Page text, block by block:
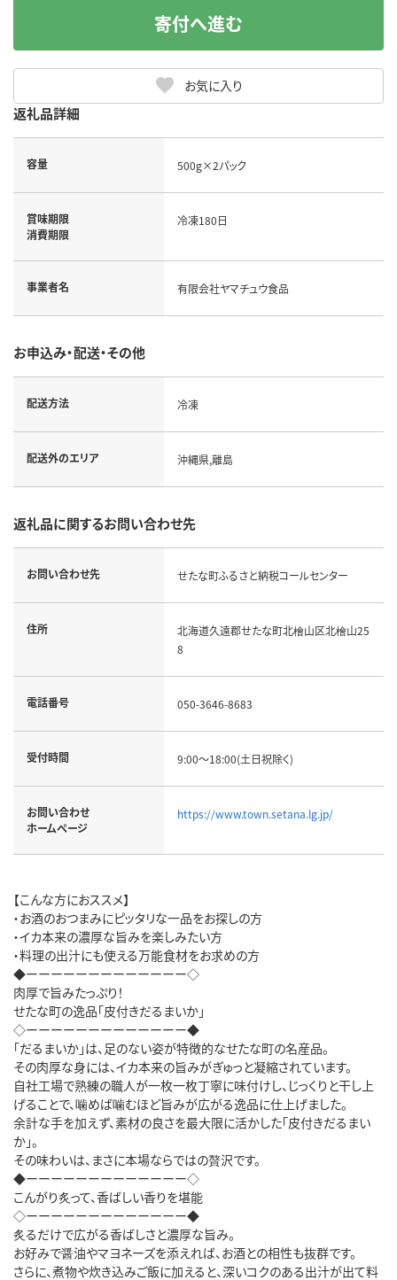
お気に入り
寄付へ進む
返礼品詳細
容量 500g×2パック
賞味期限
消費期限
冷凍180日
事業者名 有限会社ヤマチュウ食品
お申込み・配送・その他
配送方法 冷凍
配送外のエリア 沖縄県,離島
返礼品に関するお問い合わせ先
お問い合わせ先 せたな町ふるさと納税コールセンター
住所
北海道久遠郡せたな町北檜山区北檜山25
8
電話番号 050-3646-8683
受付時間 9:00～18:00(土日祝除く)
お問い合わせ
ホームページ
https://www.town.setana.lg.jp/
【こんな方におススメ】
・お酒のおつまみにピッタリな一品をお探しの方
・イカ本来の濃厚な旨みを楽しみたい方
・料理の出汁にも使える万能食材をお求めの方
◆ーーーーーーーーーーーーー◇
肉厚で旨みたっぷり！
せたな町の逸品「皮付きだるまいか」
◇ーーーーーーーーーーーーー◆
「だるまいか」は、足のない姿が特徴的なせたな町の名産品。
その肉厚な身には、イカ本来の旨みがぎゅっと凝縮されています。
自社工場で熟練の職人が一枚一枚丁寧に味付けし、じっくりと干し上
げることで、噛めば噛むほど旨みが広がる逸品に仕上げました。
余計な手を加えず、素材の良さを最大限に活かした「皮付きだるまい
か」。
その味わいは、まさに本場ならではの贅沢です。
◆ーーーーーーーーーーーーー◇
こんがり炙って、香ばしい香りを堪能
◇ーーーーーーーーーーーーー◆
炙るだけで広がる香ばしさと濃厚な旨み。
お好みで醤油やマヨネーズを添えれば、お酒との相性も抜群です。
さらに、煮物や炊き込みご飯に加えると、深いコクのある出汁が出て料